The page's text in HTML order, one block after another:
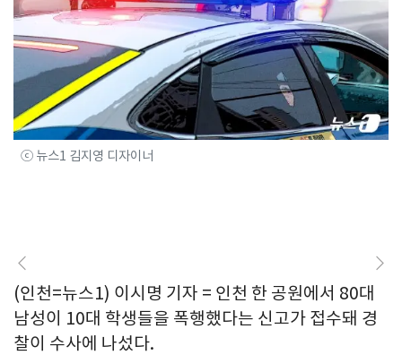
ⓒ 뉴스1 김지영 디자이너
(인천=뉴스1) 이시명 기자 = 인천 한 공원에서 80대
남성이 10대 학생들을 폭행했다는 신고가 접수돼 경
찰이 수사에 나섰다.